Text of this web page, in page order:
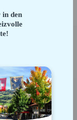
in den